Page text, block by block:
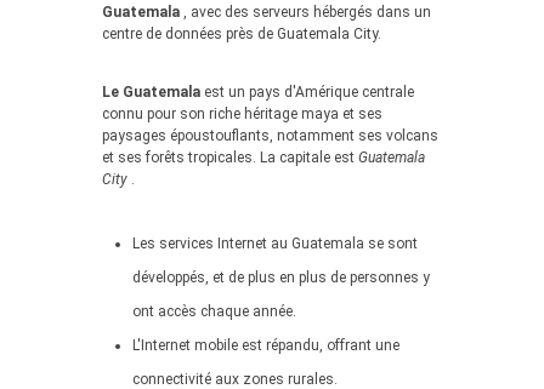
Guatemala , avec des serveurs hébergés dans un
centre de données près de Guatemala City.
Le Guatemala est un pays d'Amérique centrale
connu pour son riche héritage maya et ses
paysages époustouflants, notamment ses volcans
et ses forêts tropicales. La capitale est Guatemala
City .
Les services Internet au Guatemala se sont
développés, et de plus en plus de personnes y
ont accès chaque année.
L'Internet mobile est répandu, offrant une
connectivité aux zones rurales.